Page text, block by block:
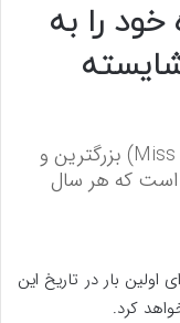
خود را به
مسابقه دختر شایسته جهان (Miss Univers) بزرگترین و
است که هر سال
بار در تاریخ این
کرد.